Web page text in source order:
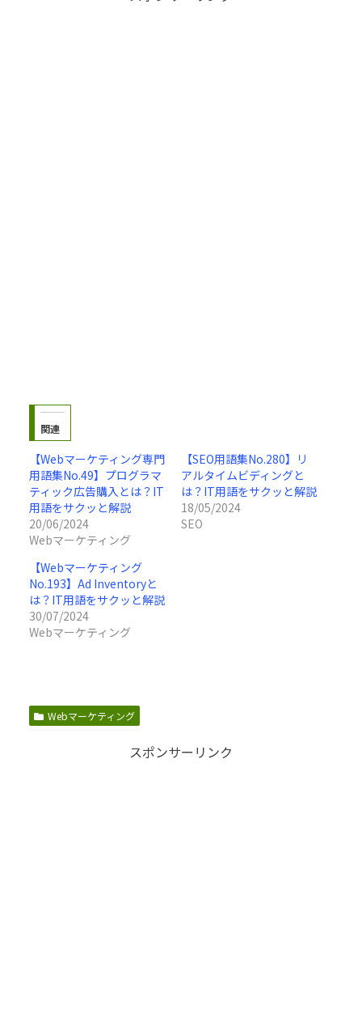
関連
【Webマーケティング専門
用語集No.49】プログラマ
ティック広告購入とは？IT
用語をサクッと解説
20/06/2024
Webマーケティング
【SEO用語集No.280】リ
アルタイムビディングと
は？IT用語をサクッと解説
18/05/2024
SEO
【Webマーケティング
No.193】Ad Inventoryと
は？IT用語をサクッと解説
30/07/2024
Webマーケティング
Webマーケティング
スポンサーリンク